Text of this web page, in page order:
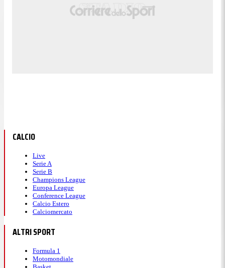
CALCIO
Live
Serie A
Serie B
Champions League
Europa League
Conference League
Calcio Estero
Calciomercato
ALTRI SPORT
Formula 1
Motomondiale